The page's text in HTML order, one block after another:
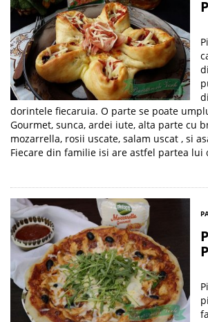
dorintele fiecaruia. O parte se poate
Gourmet, sunca, ardei iute, alta parte cu
mozarrella, rosii uscate, salam uscat , si
Fiecare din familie isi are astfel partea lui